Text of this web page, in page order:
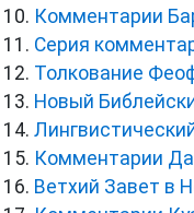
Комментарии
Серия
Толкование
Новый
Комментарии
Ветхий Завет в